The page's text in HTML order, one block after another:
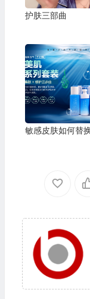
护肤三部曲
敏感皮肤如何替